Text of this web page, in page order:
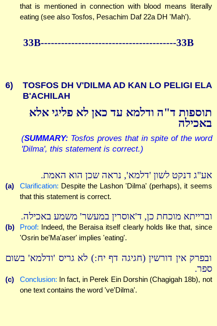
that is mentioned in connection with blood means literally
eating (see also Tosfos, Pesachim Daf 22a DH 'Mah').
33B----------------------------------------33B
6)
TOSFOS DH V'DILMA AD KAN LO PELIGI ELA
B'ACHILAH
תוספות ד"ה ודלמא עד כאן לא פליגי אלא
באכילה
(SUMMARY: Tosfos proves that in spite of the word
'Dilma', this statement is correct.)
אע"ג דנקט לשון 'דלמא', נראה שכן הוא האמת.
(a) Clarification: Despite the Lashon 'Dilma' (perhaps), it seems
that this statement is correct.
וברייתא מוכחת כן, ד'אוסרין במעשר' משמע באכילה.
(b) Proof: Indeed, the Beraisa itself clearly holds like that, since
'Osrin be'Ma'aser' implies 'eating'.
ובפרק אין דורשין (חגיגה דף יח:) לא גריס 'ודלמא' בשום
ספר.
(c) Conclusion: In fact, in Perek Ein Dorshin (Chagigah 18b), not
one text contains the word 've'Dilma'.